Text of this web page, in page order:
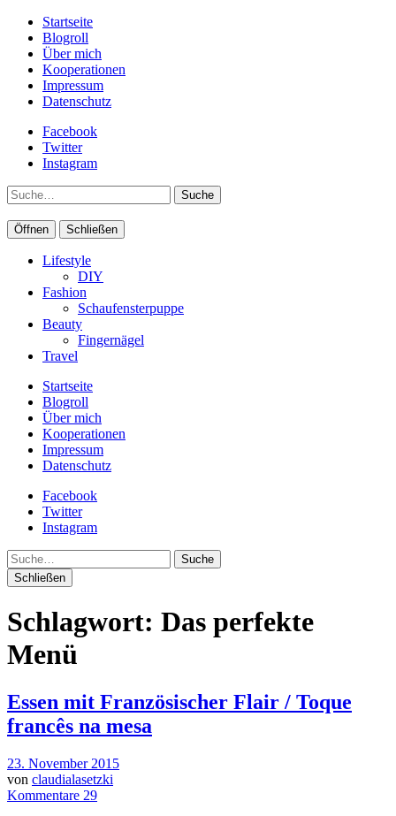
Startseite
Blogroll
Über mich
Kooperationen
Impressum
Datenschutz
Facebook
Twitter
Instagram
Suche
Öffnen Schließen
Lifestyle
DIY
Fashion
Schaufensterpuppe
Beauty
Fingernägel
Travel
Startseite
Blogroll
Über mich
Kooperationen
Impressum
Datenschutz
Facebook
Twitter
Instagram
Suche
Schließen
Schlagwort: Das perfekte
Menü
Essen mit Französischer Flair / Toque
francês na mesa
23. November 2015
von claudialasetzki
Kommentare 29